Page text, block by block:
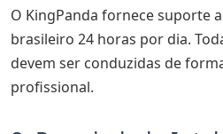
O KingPanda fornece suporte
brasileiro 24 horas por dia.
devem ser conduzidas de
profissional.